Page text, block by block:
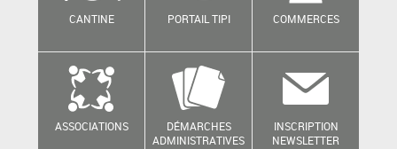
CANTINE PORTAIL TIPI COMMERCES
ASSOCIATIONS
DÉMARCHES
ADMINISTRATIVES
INSCRIPTION
NEWSLETTER